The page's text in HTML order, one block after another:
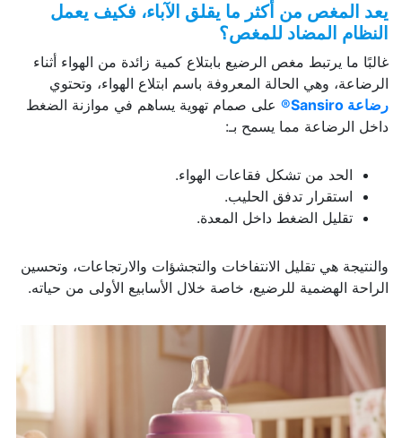
يعد المغص من أكثر ما يقلق الآباء، فكيف يعمل
النظام المضاد للمغص؟
غالبًا ما يرتبط مغص الرضيع بابتلاع كمية زائدة من الهواء أثناء
الرضاعة، وهي الحالة المعروفة باسم ابتلاع الهواء، وتحتوي
رضاعة Sansiro®
على صمام تهوية يساهم في موازنة الضغط
داخل الرضاعة مما يسمح بـ:
الحد من تشكل فقاعات الهواء.
استقرار تدفق الحليب.
تقليل الضغط داخل المعدة.
والنتيجة هي تقليل الانتفاخات والتجشؤات والارتجاعات، وتحسين
الراحة الهضمية للرضيع، خاصة خلال الأسابيع الأولى من حياته.